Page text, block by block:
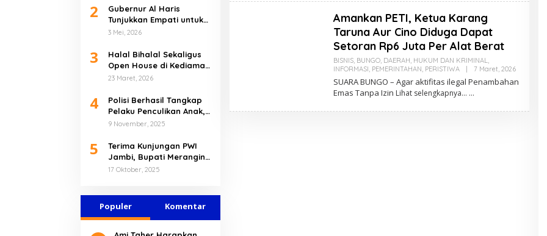
2
Gubernur Al Haris
Tunjukkan Empati untuk
Korban Banjir
Merangin
3 Mei, 2026
3
Halal Bihalal Sekaligus
Open House di Kediaman
Pribadi, Gubernur Al
Kebersamaan
23 Maret, 2026
4
Polisi Berhasil Tangkap
Pelaku Penculikan Anak,
Bilqis Dijual Rp80 Juta
Mentawak
9 November, 2025
5
Terima Kunjungan PWI
Jambi, Bupati Merangin
Dukung HPN 2026 di
17 Oktober, 2025
Populer Komentar
R
O
N
S
B
S
Amankan PETI, Ketua Karang
Taruna Aur Cino Diduga Dapat
Setoran Rp6 Juta Per Alat Berat
BISNIS, BUNGO, DAERAH, HUKUM DAN KRIMINAL,
INFORMASI, PEMERINTAHAN, PERISTIWA 7 Maret, 2026O
E
R
SUARA BUNGO – Agar aktifitas ilegal Penambahan
Emas Tanpa Izin Lihat selengkapnya…